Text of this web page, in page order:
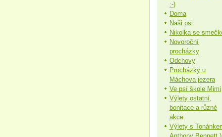
:-)
Doma
Naši psi
Nikolka se
Novoroční
procházky
Odchovy
Procházky u
Máchova jezera
Ve psí škole Mimi
Výlety ostatní,
bonitace a různé
akce
Výlety s